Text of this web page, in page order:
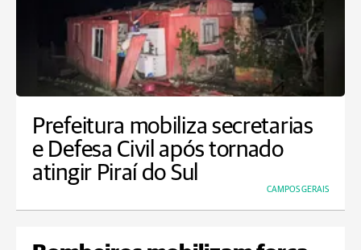
Prefeitura mobiliza secretarias
e Defesa Civil após tornado
atingir Piraí do Sul
CAMPOS GERAIS